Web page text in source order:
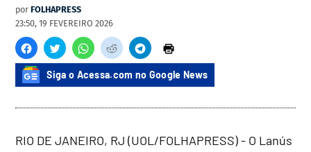
por FOLHAPRESS
23:50, 19 FEVEREIRO 2026
Siga o Acessa.com no Google News
RIO DE JANEIRO, RJ (UOL/FOLHAPRESS) - O Lanús